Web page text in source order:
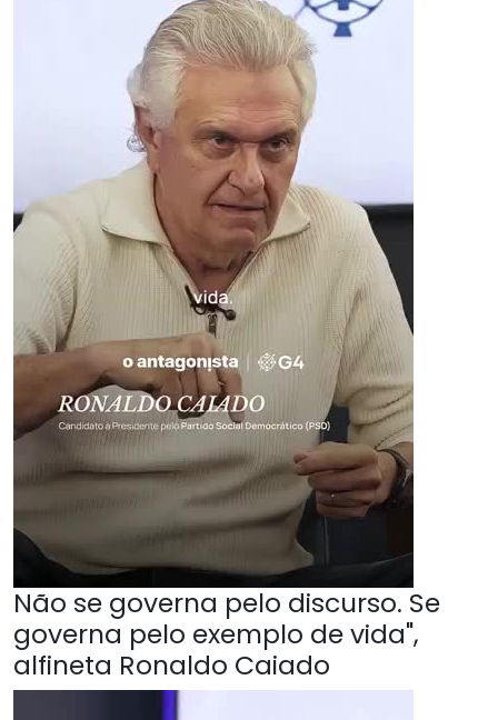
Não se governa pelo discurso. Se
governa pelo exemplo de vida",
alfineta Ronaldo Caiado